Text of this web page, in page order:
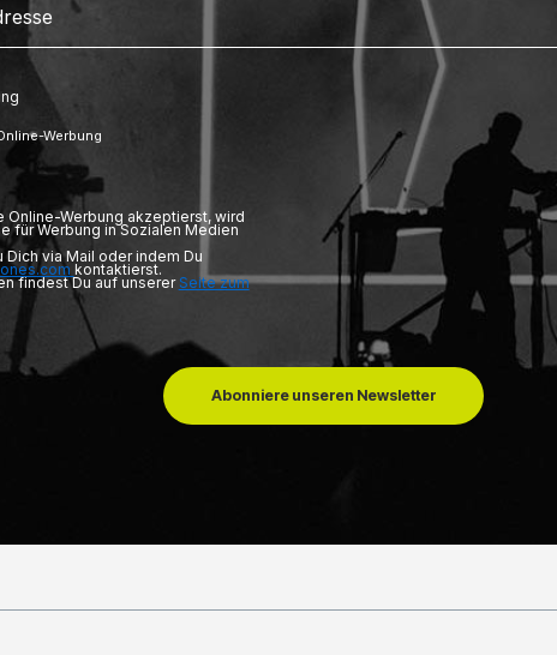
Werbung
Online-Werbung akzeptierst, wird
für Werbung in Sozialen Medien
Dich via Mail oder indem Du
kontaktierst.
findest Du auf unsererSeite zum
Abonniere unseren Newsletter